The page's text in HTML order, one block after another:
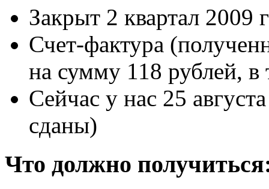
Закрыт 2 квартал 2009
Счет-фактура
на сумму 118 рублей,
Сейчас у нас 25
сданы)
Что должно